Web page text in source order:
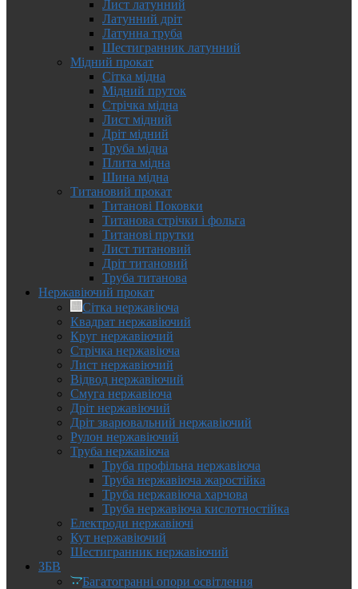
Лист латунний
Латунний дріт
Латунна труба
Шестигранник латунний
Мідний прокат
Сітка мідна
Мідний пруток
Стрічка мідна
Лист мідний
Дріт мідний
Труба мідна
Плита мідна
Шина мідна
Титановий прокат
Титанові Поковки
Титанова стрічки і фольга
Титанові прутки
Лист титановий
Дріт титановий
Труба титанова
Нержавіючий прокат
Сітка нержавіюча
Квадрат нержавіючий
Круг нержавіючий
Стрічка нержавіюча
Лист нержавіючий
Відвод нержавіючий
Смуга нержавіюча
Дріт нержавіючий
Дріт зварювальний нержавіючий
Рулон нержавіючий
Труба нержавіюча
Труба профільна нержавіюча
Труба нержавіюча жаростійка
Труба нержавіюча харчова
Труба нержавіюча кислотностійка
Електроди нержавіючі
Кут нержавіючий
Шестигранник нержавіючий
ЗБВ
Багатогранні опори освітлення